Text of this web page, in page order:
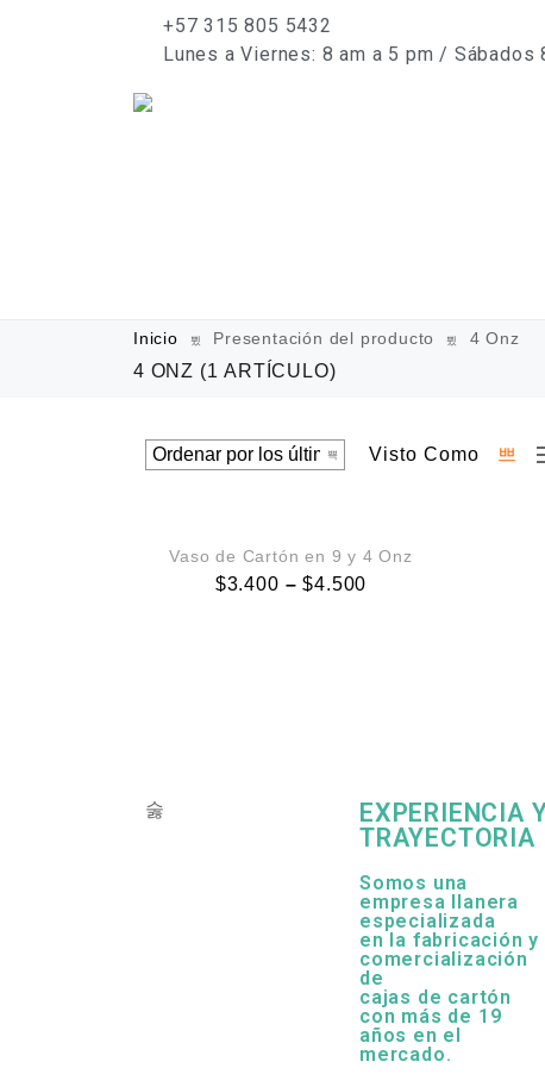
+57 315 805 5432
Lunes a Viernes: 8 am a 5 pm / Sábados
Inicio Presentación del producto 4 Onz
4 ONZ (1 ARTÍCULO)
Visto Como
Vaso de Cartón en 9 y 4 Onz
$3.400 – $4.500
EXPERIENCIA
TRAYECTORIA
Somos una
empresa llanera
especializada
en la fabricación y
comercialización
de
cajas de cartón
con más de 19
años en el
mercado.